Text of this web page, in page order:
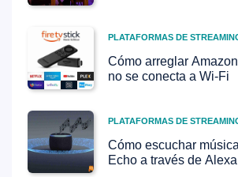
PLATAFORMAS DE
Cómo arreglar
no se conecta a Wi-Fi
PLATAFORMAS DE
Cómo escuchar
Echo a través de Alexa